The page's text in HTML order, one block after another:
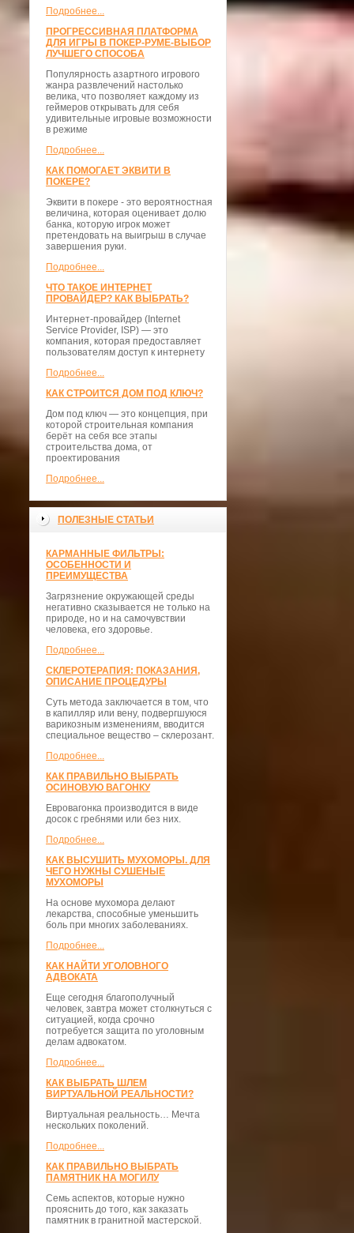
Подробнее...
ПРОГРЕССИВНАЯ ПЛАТФОРМА
ДЛЯ ИГРЫ В ПОКЕР-РУМЕ-ВЫБОР
ЛУЧШЕГО СПОСОБА
Популярность азартного игрового
жанра развлечений настолько
велика, что позволяет каждому из
геймеров открывать для себя
удивительные игровые возможности
в режиме
Подробнее...
КАК ПОМОГАЕТ ЭКВИТИ В
ПОКЕРЕ?
Эквити в покере - это вероятностная
величина, которая оценивает долю
банка, которую игрок может
претендовать на выигрыш в случае
завершения руки.
Подробнее...
ЧТО ТАКОЕ ИНТЕРНЕТ
ПРОВАЙДЕР? КАК ВЫБРАТЬ?
Интернет-провайдер (Internet
Service Provider, ISP) — это
компания, которая предоставляет
пользователям доступ к интернету
Подробнее...
КАК СТРОИТСЯ ДОМ ПОД КЛЮЧ?
Дом под ключ — это концепция, при
которой строительная компания
берёт на себя все этапы
строительства дома, от
проектирования
Подробнее...
ПОЛЕЗНЫЕ СТАТЬИ
КАРМАННЫЕ ФИЛЬТРЫ:
ОСОБЕННОСТИ И
ПРЕИМУЩЕСТВА
Загрязнение окружающей среды
негативно сказывается не только на
природе, но и на самочувствии
человека, его здоровье.
Подробнее...
СКЛЕРОТЕРАПИЯ: ПОКАЗАНИЯ,
ОПИСАНИЕ ПРОЦЕДУРЫ
Суть метода заключается в том, что
в капилляр или вену, подвергшуюся
варикозным изменениям, вводится
специальное вещество – склерозант.
Подробнее...
КАК ПРАВИЛЬНО ВЫБРАТЬ
ОСИНОВУЮ ВАГОНКУ
Евровагонка производится в виде
досок с гребнями или без них.
Подробнее...
КАК ВЫСУШИТЬ МУХОМОРЫ. ДЛЯ
ЧЕГО НУЖНЫ СУШЕНЫЕ
МУХОМОРЫ
На основе мухомора делают
лекарства, способные уменьшить
боль при многих заболеваниях.
Подробнее...
КАК НАЙТИ УГОЛОВНОГО
АДВОКАТА
Еще сегодня благополучный
человек, завтра может столкнуться с
ситуацией, когда срочно
потребуется защита по уголовным
делам адвокатом.
Подробнее...
КАК ВЫБРАТЬ ШЛЕМ
ВИРТУАЛЬНОЙ РЕАЛЬНОСТИ?
Виртуальная реальность… Мечта
нескольких поколений.
Подробнее...
КАК ПРАВИЛЬНО ВЫБРАТЬ
ПАМЯТНИК НА МОГИЛУ
Семь аспектов, которые нужно
прояснить до того, как заказать
памятник в гранитной мастерской.